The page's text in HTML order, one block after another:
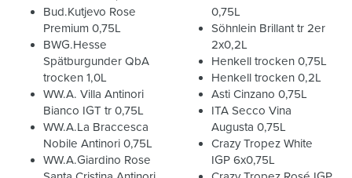
Bud.Kutjevo Rose
Premium 0,75L
BWG.Hesse
Spätburgunder QbA
trocken 1,0L
WW.A. Villa Antinori
Bianco IGT tr 0,75L
WW.A.La Braccesca
Nobile Antinori 0,75L
WW.A.Giardino Rose
0,75L
Söhnlein Brillant tr 2er
2x0,2L
Henkell trocken 0,75L
Henkell trocken 0,2L
Asti Cinzano 0,75L
ITA Secco Vina
Augusta 0,75L
Crazy Tropez White
IGP 6x0,75L